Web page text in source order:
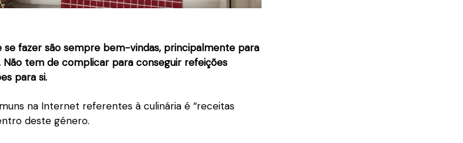
se fazer são sempre bem-vindas, principalmente para
Não tem de complicar para conseguir refeições
para si.
na Internet referentes à culinária é “receitas
deste género.